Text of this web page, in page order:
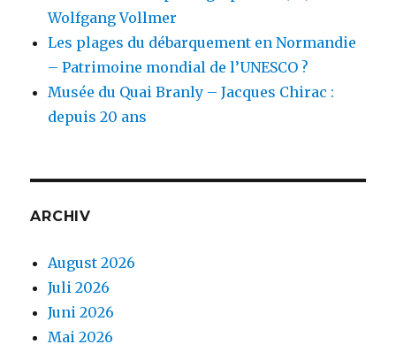
Wolfgang Vollmer
Les plages du débarquement en Normandie
– Patrimoine mondial de l’UNESCO ?
Musée du Quai Branly – Jacques Chirac :
depuis 20 ans
ARCHIV
August 2026
Juli 2026
Juni 2026
Mai 2026